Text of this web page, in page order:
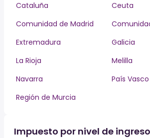
Cataluña
Ceuta
Comunidad de Madrid
Extremadura
Galicia
La Rioja
Melilla
Navarra
País Vasco
Región de Murcia
Impuesto por nivel de